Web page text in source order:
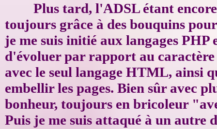
Plus tard, l'ADSL étant
toujours grâce à des bouquins
je me suis initié aux langages
d'évoluer par rapport au
avec le seul langage HTML, ainsi
embellir les pages. Bien sûr avec
bonheur, toujours en bricoleur
Puis je me suis attaqué à un autre